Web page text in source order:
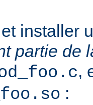
installer
partie de
,
: